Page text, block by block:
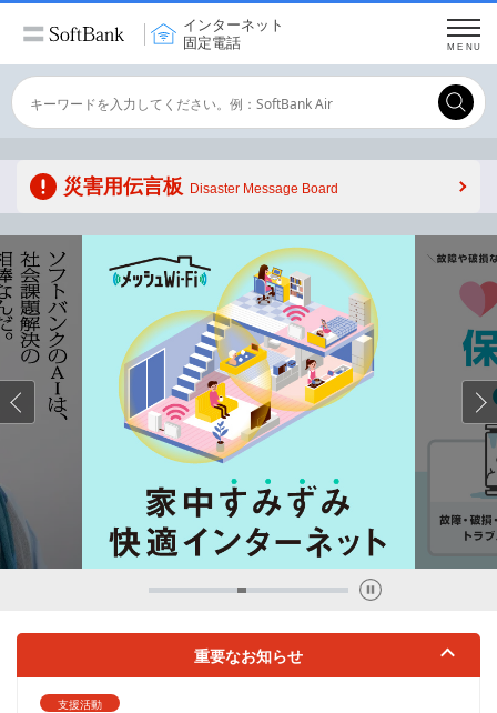
インターネット
固定電話
MENU
Conduct
a
search
Submit
災害用伝言板 Disaster Message Board
Previous
重要なお知らせ
支援活動